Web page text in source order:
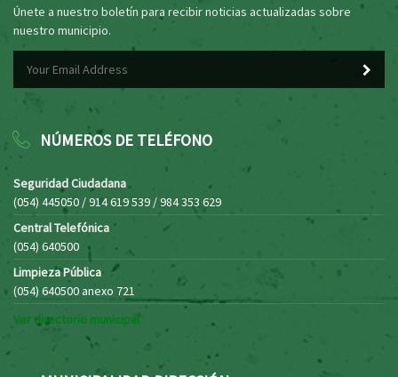
Únete a nuestro boletín para recibir noticias actualizadas sobre
nuestro municipio.
NÚMEROS DE TELÉFONO
Seguridad Ciudadana
(054) 445050 / 914 619 539 / 984 353 629
Central Telefónica
(054) 640500
Limpieza Pública
(054) 640500 anexo 721
Ver directorio municipal